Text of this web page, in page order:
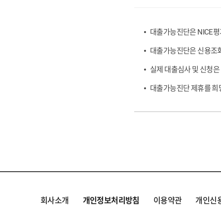
대출가능진단은 NICE
대출가능진단은 신용조
실제 대출심사 및 신청
대출가능진단 제휴를
회사소개 개인정보처리방침 이용약관 개인신